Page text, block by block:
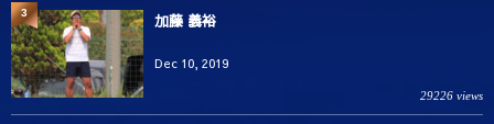
加藤 義裕
Dec 10, 2019
29226 views
3